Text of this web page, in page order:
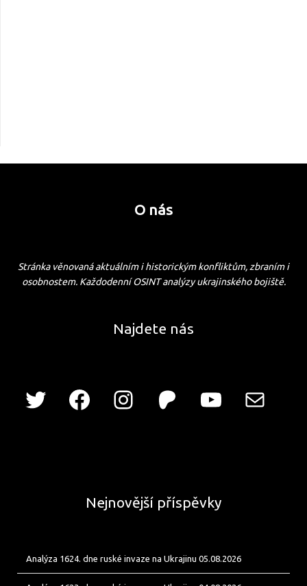
O nás
Stránka věnovaná aktuálním i historickým konfliktům, zbraním i
osobnostem. Každodenní OSINT analýzy ukrajinského bojiště.
Najdete nás
Nejnovější příspěvky
Analýza 1624. dne ruské invaze na Ukrajinu 05.08.2026